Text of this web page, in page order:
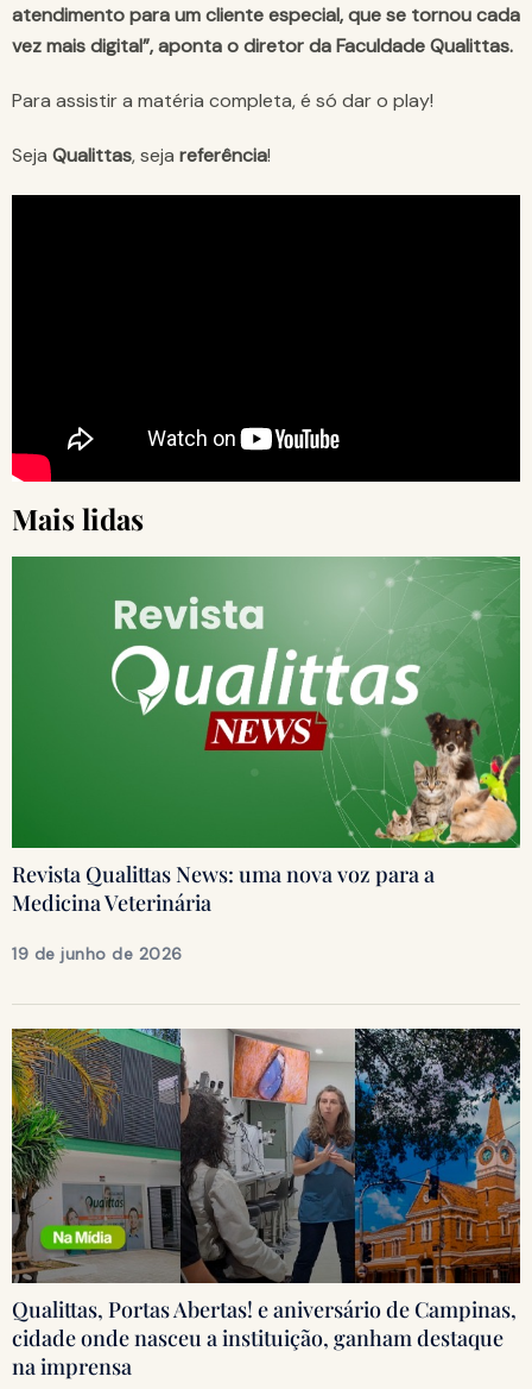
atendimento para um cliente especial, que se tornou cada
vez mais digital”, aponta o diretor da Faculdade Qualittas.
Para assistir a matéria completa, é só dar o play!
Seja Qualittas, seja referência!
Mais lidas
Revista Qualittas News: uma nova voz para a
Medicina Veterinária
19 de junho de 2026
Qualittas, Portas Abertas! e aniversário de Campinas,
cidade onde nasceu a instituição, ganham destaque
na imprensa